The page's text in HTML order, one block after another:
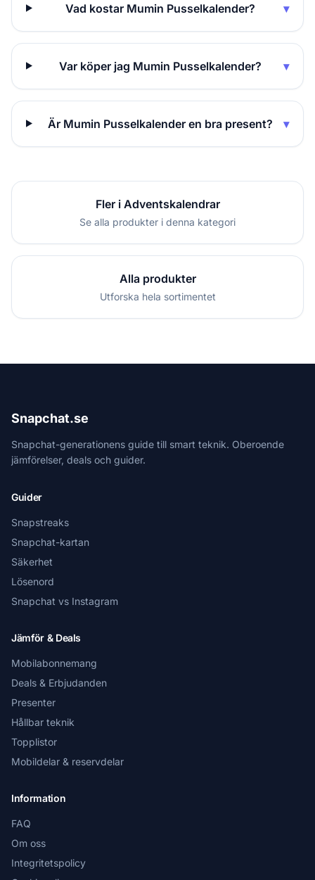
Vad kostar Mumin Pusselkalender? ▾
Var köper jag Mumin Pusselkalender? ▾
Är Mumin Pusselkalender en bra present? ▾
Fler i Adventskalendrar
Se alla produkter i denna kategori
Alla produkter
Utforska hela sortimentet
Snapchat.se
Snapchat-generationens guide till smart teknik. Oberoende
jämförelser, deals och guider.
Guider
Snapstreaks
Snapchat-kartan
Säkerhet
Lösenord
Snapchat vs Instagram
Jämför & Deals
Mobilabonnemang
Deals & Erbjudanden
Presenter
Hållbar teknik
Topplistor
Mobildelar & reservdelar
Information
FAQ
Om oss
Integritetspolicy